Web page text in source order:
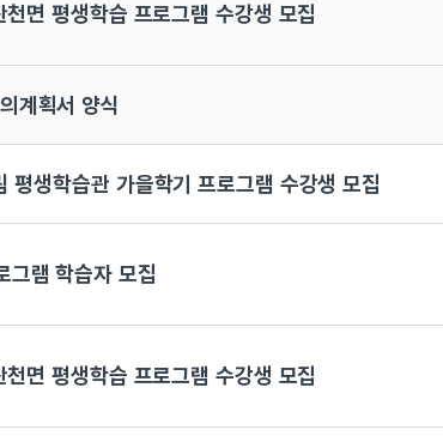
면 평생학습 프로그램 수강생 모집
계획서 양식
평생학습관 가을학기 프로그램 수강생 모집
그램 학습자 모집
면 평생학습 프로그램 수강생 모집